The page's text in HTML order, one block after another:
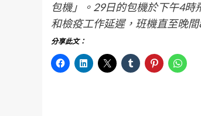
包機」。29日的包機於下午4
和檢疫工作延遲，班機直至晚
分享此文：